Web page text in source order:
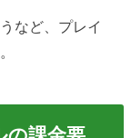
など、プレイ